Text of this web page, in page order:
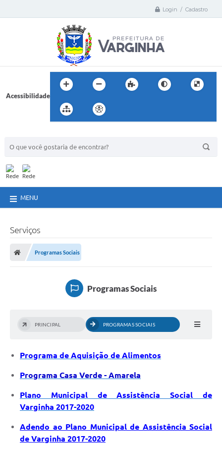
Login / Cadastro
Acessibilidade
MENU
Serviços
Programas Sociais
Programas Sociais
PRINCIPAL PROGRAMAS SOCIAIS
Programa de Aquisição de Alimentos
Programa Casa Verde - Amarela
Plano Municipal de Assistência Social de
Varginha 2017-2020
Adendo ao Plano Municipal de Assistência Social
de Varginha 2017-2020